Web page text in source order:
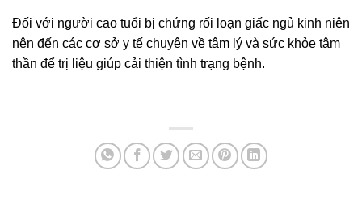
Đối với người cao tuổi bị chứng rối loạn giấc ngủ kinh niên
nên đến các cơ sở y tế chuyên về tâm lý và sức khỏe tâm
thần để trị liệu giúp cải thiện tình trạng bệnh.